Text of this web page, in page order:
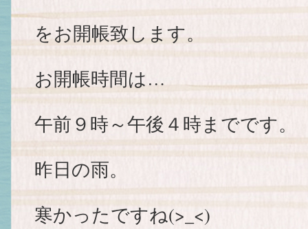
をお開帳致します。
お開帳時間は…
午前９時～午後４時までです。
昨日の雨。
寒かったですね(>_<)